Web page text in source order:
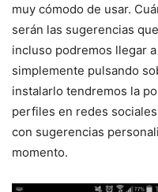
muy cómodo de usar.
serán las sugerencias
incluso podremos llegar
simplemente pulsando
instalarlo tendremos la
perfiles en redes
con sugerencias
momento.